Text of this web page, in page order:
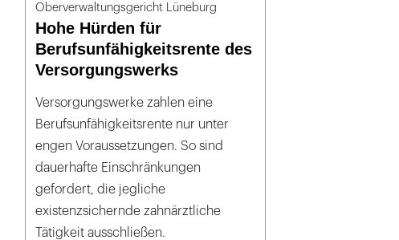
Oberverwaltungsgericht Lüneburg
Hohe Hürden für
Berufsunfähigkeitsrente des
Versorgungswerks
Versorgungswerke zahlen eine
Berufsunfähigkeitsrente nur unter
engen Voraussetzungen. So sind
dauerhafte Einschränkungen
gefordert, die jegliche
existenzsichernde zahnärztliche
Tätigkeit ausschließen.